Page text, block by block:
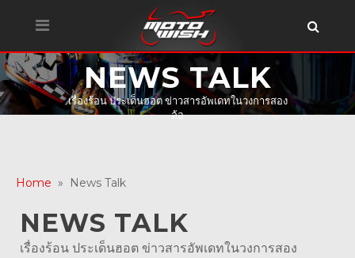
NEWS TALK
เรื่องร้อน ประเด็นฮอต ข่าวสารอัพเดทในวงการสอง
ล้อ
Home » News Talk
NEWS TALK
เรื่องร้อน ประเด็นฮอต ข่าวสารอัพเดทในวงการสอง